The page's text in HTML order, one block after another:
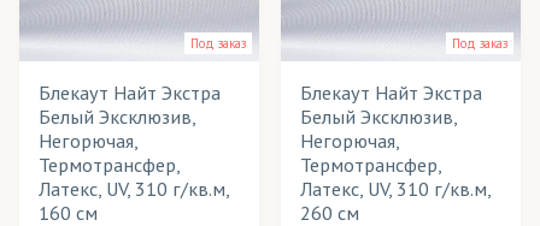
Жалюзи
Мобильные конструкции
Обои
Перетяжки
Весь товар
Розничная цена
Ширина рулона
Технология печати
Под заказ
Блекаут Найт Экстра
Белый Эксклюзив,
Негорючая,
Термотрансфер,
Латекс, UV, 310 г/кв.м,
160 см
Под заказ
Блекаут Найт Экстра
Белый Эксклюзив,
Негорючая,
Термотрансфер,
Латекс, UV, 310 г/кв.м,
260 см